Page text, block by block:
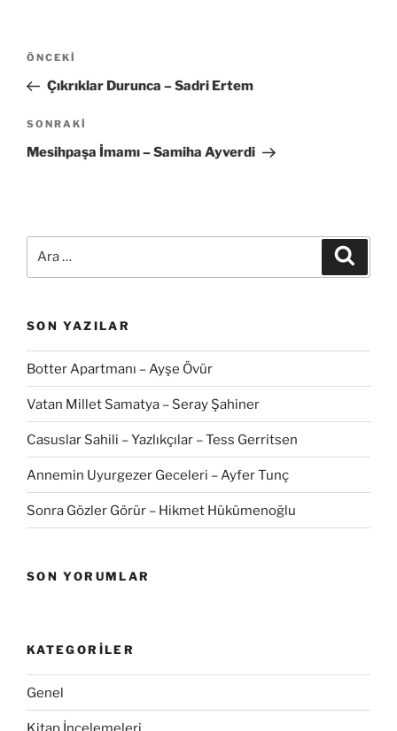
Yazı
Önceki
Yazı
ÖNCEKI
Çıkrıklar Durunca – Sadri Ertem
Sonraki
Yazı
SONRAKI
Mesihpaşa İmamı – Samiha Ayverdi
SON YAZILAR
Botter Apartmanı – Ayşe Övür
Vatan Millet Samatya – Seray Şahiner
Casuslar Sahili – Yazlıkçılar – Tess Gerritsen
Annemin Uyurgezer Geceleri – Ayfer Tunç
Sonra Gözler Görür – Hikmet Hükümenoğlu
SON YORUMLAR
KATEGORILER
Genel